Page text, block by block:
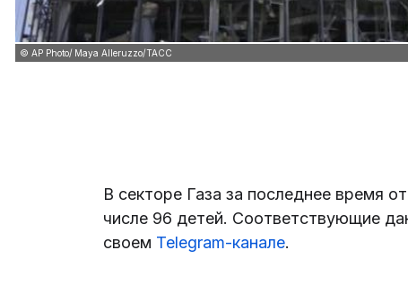
© AP Photo/ Maya Alleruzzo/ТАСС
В секторе Газа за последнее время
числе 96 детей. Соответствующие
своем Telegram-канале.